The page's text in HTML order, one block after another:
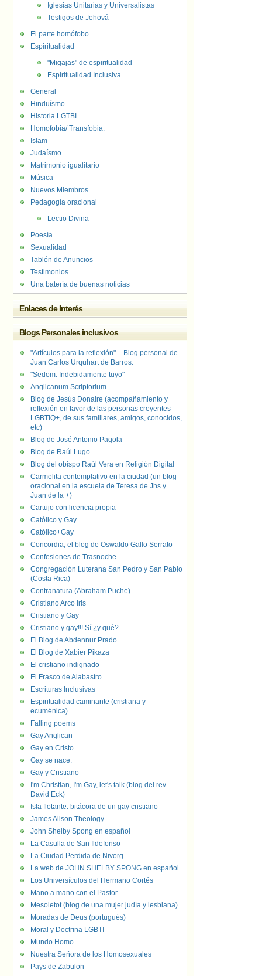
Iglesias Unitarias y Universalistas
Testigos de Jehová
El parte homófobo
Espiritualidad
"Migajas" de espiritualidad
Espiritualidad Inclusiva
General
Hinduísmo
Historia LGTBI
Homofobia/ Transfobia.
Islam
Judaísmo
Matrimonio igualitario
Música
Nuevos Miembros
Pedagogía oracional
Lectio Divina
Poesía
Sexualidad
Tablón de Anuncios
Testimonios
Una batería de buenas noticias
Enlaces de Interés
Blogs Personales inclusivos
"Artículos para la reflexión" – Blog personal de
Juan Carlos Urquhart de Barros.
"Sedom. Indebidamente tuyo"
Anglicanum Scriptorium
Blog de Jesús Donaire (acompañamiento y
reflexión en favor de las personas creyentes
LGBTIQ+, de sus familiares, amigos, conocidos,
etc)
Blog de José Antonio Pagola
Blog de Raúl Lugo
Blog del obispo Raúl Vera en Religión Digital
Carmelita contemplativo en la ciudad (un blog
oracional en la escuela de Teresa de Jhs y
Juan de la +)
Cartujo con licencia propia
Católico y Gay
Católico+Gay
Concordia, el blog de Oswaldo Gallo Serrato
Confesiones de Trasnoche
Congregación Luterana San Pedro y San Pablo
(Costa Rica)
Contranatura (Abraham Puche)
Cristiano Arco Iris
Cristiano y Gay
Cristiano y gay!!! Sí ¿y qué?
El Blog de Abdennur Prado
El Blog de Xabier Pikaza
El cristiano indignado
El Frasco de Alabastro
Escrituras Inclusivas
Espiritualidad caminante (cristiana y
ecuménica)
Falling poems
Gay Anglican
Gay en Cristo
Gay se nace.
Gay y Cristiano
I'm Christian, I'm Gay, let's talk (blog del rev.
David Eck)
Isla flotante: bitácora de un gay cristiano
James Alison Theology
John Shelby Spong en español
La Casulla de San Ildefonso
La Ciudad Perdida de Nivorg
La web de JOHN SHELBY SPONG en español
Los Universículos del Hermano Cortés
Mano a mano con el Pastor
Mesoletot (blog de una mujer judía y lesbiana)
Moradas de Deus (portugués)
Moral y Doctrina LGBTI
Mundo Homo
Nuestra Señora de los Homosexuales
Pays de Zabulon